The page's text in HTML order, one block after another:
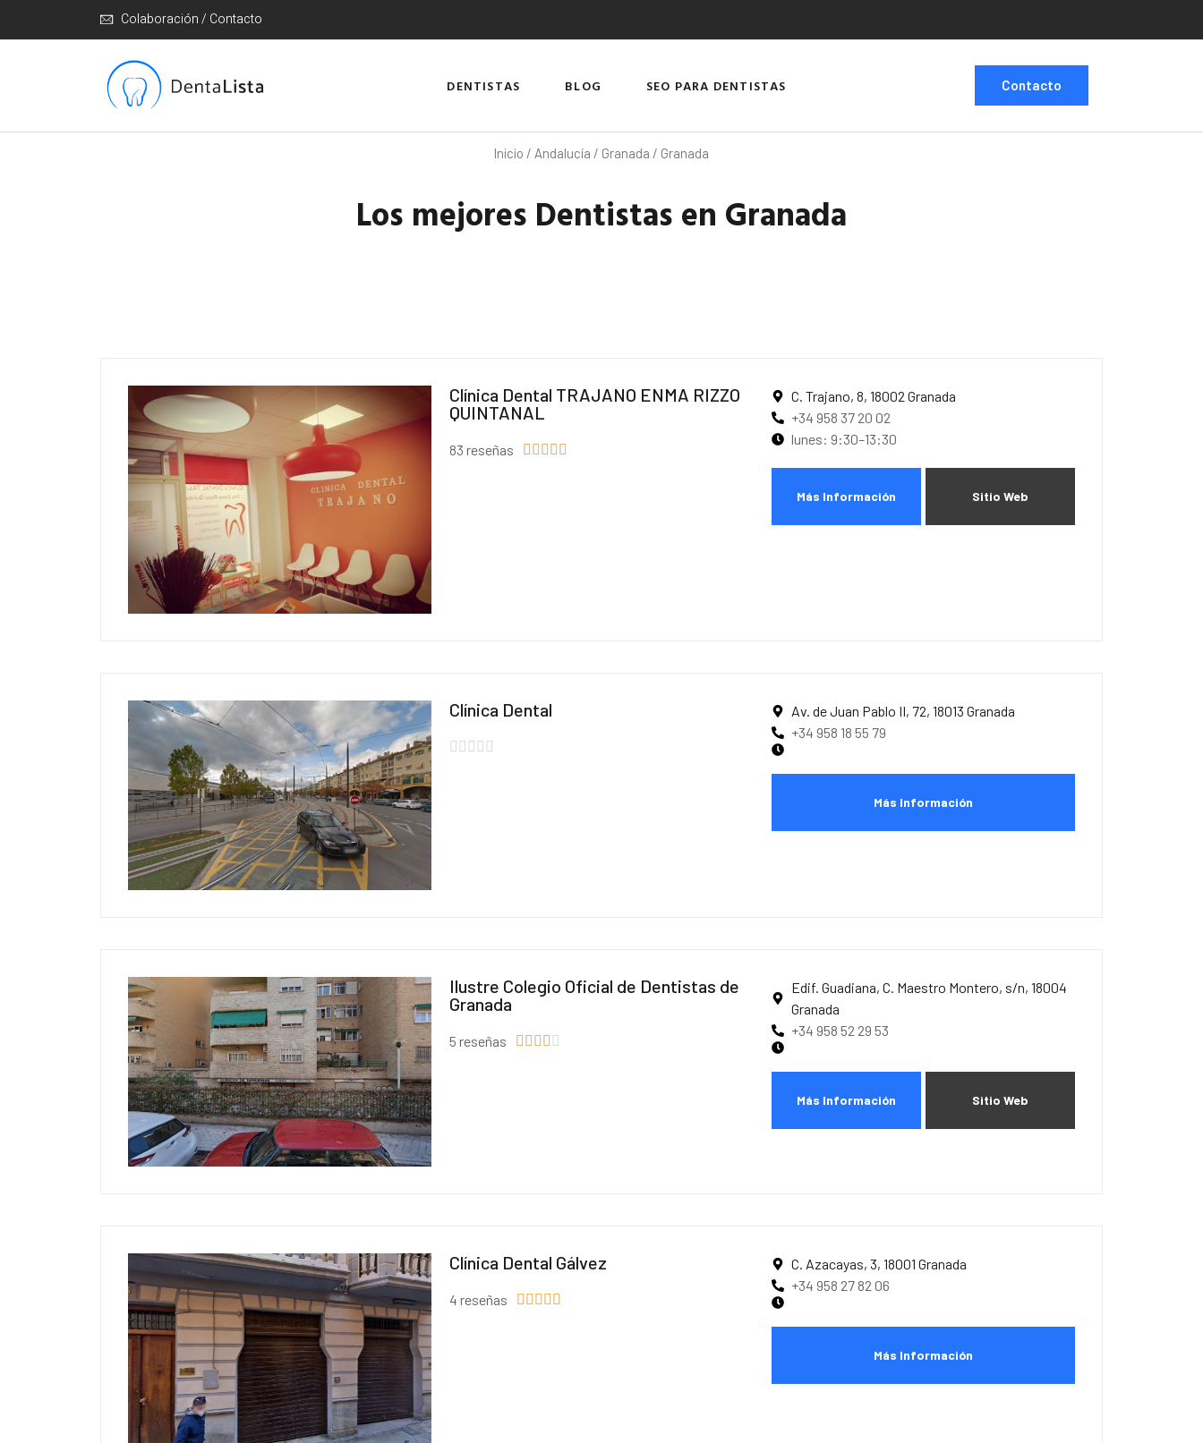
Colaboración / Contacto
DENTISTAS BLOG SEO PARA DENTISTAS Contacto
Inicio / Andalucía / Granada / Granada
Los mejores Dentistas en Granada
Clínica Dental TRAJANO ENMA RIZZO
QUINTANAL
83 reseñas     
C. Trajano, 8, 18002 Granada
+34 958 37 20 02
lunes: 9:30–13:30
Más Información Sitio Web
Clínica Dental
    
Av. de Juan Pablo II, 72, 18013 Granada
+34 958 18 55 79
Más Información
Ilustre Colegio Oficial de Dentistas de
Granada
5 reseñas     
Edif. Guadiana, C. Maestro Montero, s/n, 18004
Granada
+34 958 52 29 53
Más Información Sitio Web
Clínica Dental Gálvez
4 reseñas     
C. Azacayas, 3, 18001 Granada
+34 958 27 82 06
Más Información